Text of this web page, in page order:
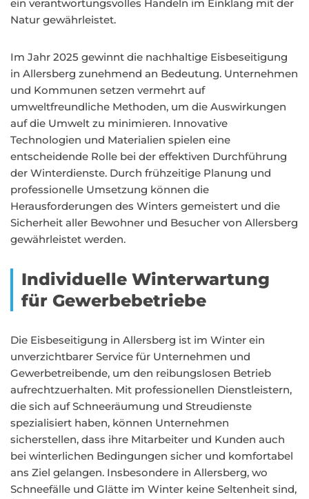
ein verantwortungsvolles Handeln im Einklang mit der
Natur gewährleistet.
Im Jahr 2025 gewinnt die nachhaltige Eisbeseitigung
in Allersberg zunehmend an Bedeutung. Unternehmen
und Kommunen setzen vermehrt auf
umweltfreundliche Methoden, um die Auswirkungen
auf die Umwelt zu minimieren. Innovative
Technologien und Materialien spielen eine
entscheidende Rolle bei der effektiven Durchführung
der Winterdienste. Durch frühzeitige Planung und
professionelle Umsetzung können die
Herausforderungen des Winters gemeistert und die
Sicherheit aller Bewohner und Besucher von Allersberg
gewährleistet werden.
Individuelle Winterwartung
für Gewerbebetriebe
Die Eisbeseitigung in Allersberg ist im Winter ein
unverzichtbarer Service für Unternehmen und
Gewerbetreibende, um den reibungslosen Betrieb
aufrechtzuerhalten. Mit professionellen Dienstleistern,
die sich auf Schneeräumung und Streudienste
spezialisiert haben, können Unternehmen
sicherstellen, dass ihre Mitarbeiter und Kunden auch
bei winterlichen Bedingungen sicher und komfortabel
ans Ziel gelangen. Insbesondere in Allersberg, wo
Schneefälle und Glätte im Winter keine Seltenheit sind,